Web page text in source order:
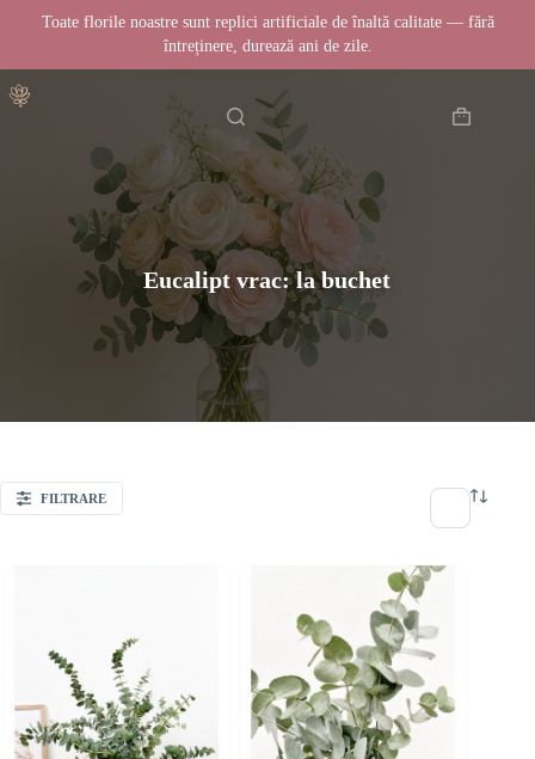
Toate florile noastre sunt replici artificiale de înaltă calitate — fără
întreținere, durează ani de zile.
la
Coș
Acasă
Eucalipt vrac: la buchet
FILTRARE